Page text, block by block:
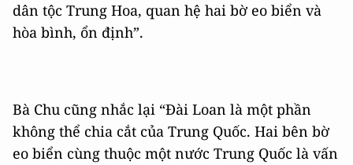
dân tộc Trung Hoa, quan hệ hai bờ eo biển và
hòa bình, ổn định”.
Bà Chu cũng nhắc lại “Đài Loan là một phần
không thể chia cắt của Trung Quốc. Hai bên bờ
eo biển cùng thuộc một nước Trung Quốc là vấn